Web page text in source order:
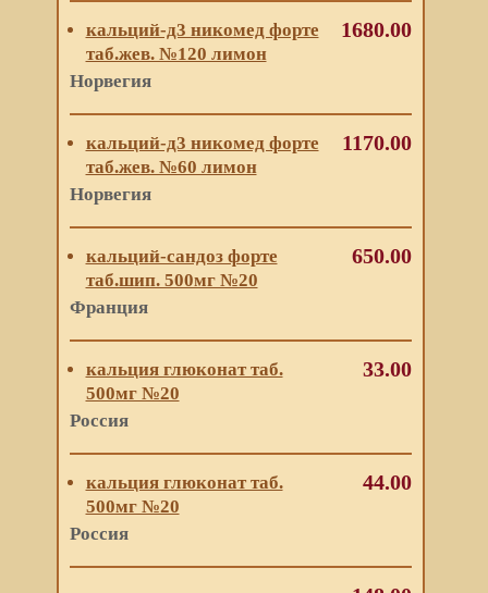
кальций-д3 никомед форте
таб.жев. №120 лимон
Норвегия
1680.00
кальций-д3 никомед форте
таб.жев. №60 лимон
Норвегия
1170.00
кальций-сандоз форте
таб.шип. 500мг №20
Франция
650.00
кальция глюконат таб.
500мг №20
Россия
33.00
кальция глюконат таб.
500мг №20
Россия
44.00